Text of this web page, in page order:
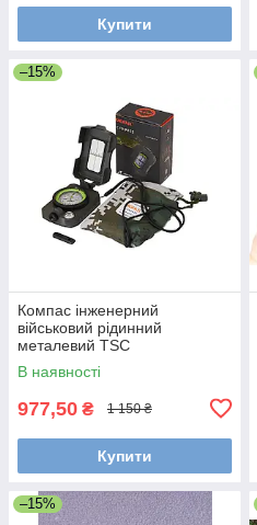
Купити
–15%
Компас інженерний
військовий рідинний
металевий TSC
В наявності
977,50 ₴ 1 150 ₴
Купити
–15%